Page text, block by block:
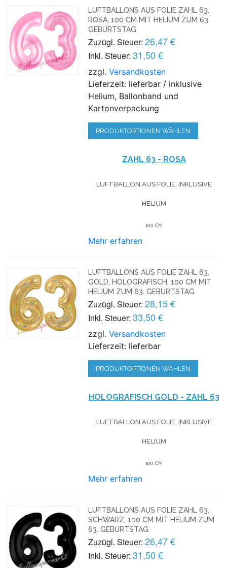
LUFTBALLONS AUS FOLIE ZAHL 63,
ROSA, 100 CM MIT HELIUM ZUM 63.
GEBURTSTAG
Zuzügl. Steuer: 26,47 €
Inkl. Steuer: 31,50 €
zzgl.Versandkosten
Lieferzeit: lieferbar / inklusive
Helium, Ballonband und
Kartonverpackung
PRODUKTOPTIONEN WÄHLEN
ZAHL 63 - ROSA
LUFTBALLON AUS FOLIE, INKLUSIVE
HELIUM
100 CM
Mehr erfahren
LUFTBALLONS AUS FOLIE ZAHL 63,
GOLD, HOLOGRAFISCH, 100 CM MIT
HELIUM ZUM 63. GEBURTSTAG
Zuzügl. Steuer: 28,15 €
Inkl. Steuer: 33,50 €
zzgl.Versandkosten
Lieferzeit: lieferbar
PRODUKTOPTIONEN WÄHLEN
HOLOGRAFISCH GOLD - ZAHL 63
LUFTBALLON AUS FOLIE, INKLUSIVE
HELIUM
100 CM
Mehr erfahren
LUFTBALLONS AUS FOLIE ZAHL 63,
SCHWARZ, 100 CM MIT HELIUM ZUM
63. GEBURTSTAG
Zuzügl. Steuer: 26,47 €
Inkl. Steuer: 31,50 €